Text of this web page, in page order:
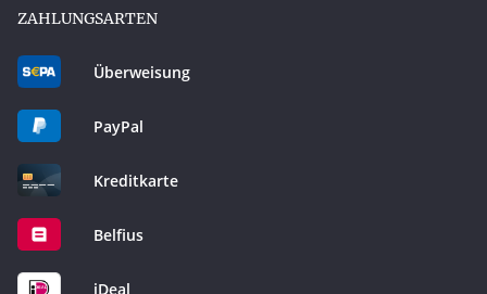
ZAHLUNGSARTEN
Überweisung
PayPal
Kreditkarte
Belfius
iDeal